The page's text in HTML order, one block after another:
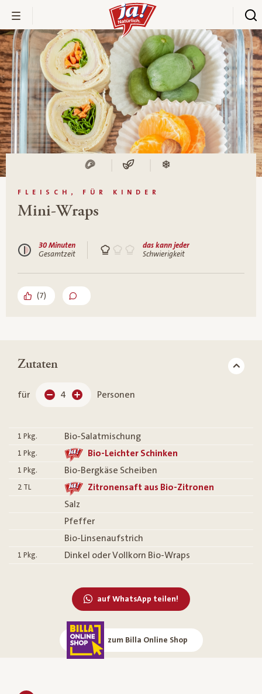
FLEISCH, FÜR KINDER
Mini-Wraps
30 Minuten
Gesamtzeit
das kann jeder
Schwierigkeit
(7)
Zutaten
für 4 Personen
1 Pkg. Bio-Salatmischung
1 Pkg. Bio-Leichter Schinken
1 Pkg. Bio-Bergkäse Scheiben
2 TL
Zitronensaft aus Bio-Zitronen
Salz
Pfeffer
Bio-Linsenaufstrich
1 Pkg. Dinkel oder Vollkorn Bio-Wraps
auf WhatsApp teilen!
zum Billa Online Shop